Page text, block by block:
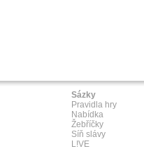
Sázky
Pravidla hry
Nabídka
Žebříčky
Síň slávy
L!VE